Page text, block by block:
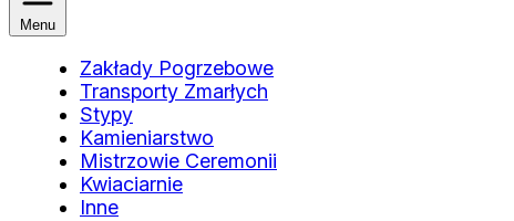
Menu
Zakłady Pogrzebowe
Transporty Zmarłych
Stypy
Kamieniarstwo
Mistrzowie Ceremonii
Kwiaciarnie
Inne